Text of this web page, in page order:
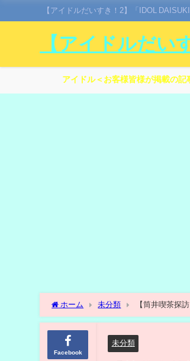
【アイドルだいすき！2】「IDOL DAISUKI
【アイドルだい
アイドル＜お客様皆様が掲載の
ホーム 未分類 【筒井喫茶探
Facebook
未分類